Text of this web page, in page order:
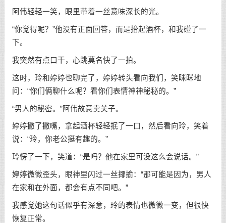
阿伟轻轻一笑，眼里带着一丝意味深长的光。
“你觉得呢？”他没有正面回答，而是抬起酒杯，和我碰了一
下。
我突然有点口干，心跳莫名快了一拍。
这时，玲和婷婷也聊完了，婷婷转头看向我们，笑眯眯地
问：“你们俩聊什么呢？看你们表情神神秘秘的。”
“男人的秘密。”阿伟故意卖关子。
婷婷撇了撇嘴，拿起酒杯轻轻抿了一口，然后看向玲，笑着
说：“玲，你老公挺有趣的。”
玲愣了一下，笑道：“是吗？他在家里可没这么会说话。”
婷婷微微歪头，眼神里闪过一丝揶揄：“那可能是因为，男人
在家和在外面，都会有点不同吧。”
我感觉她这句话似乎有深意，玲的表情也微微一变，但很快
恢复正常。